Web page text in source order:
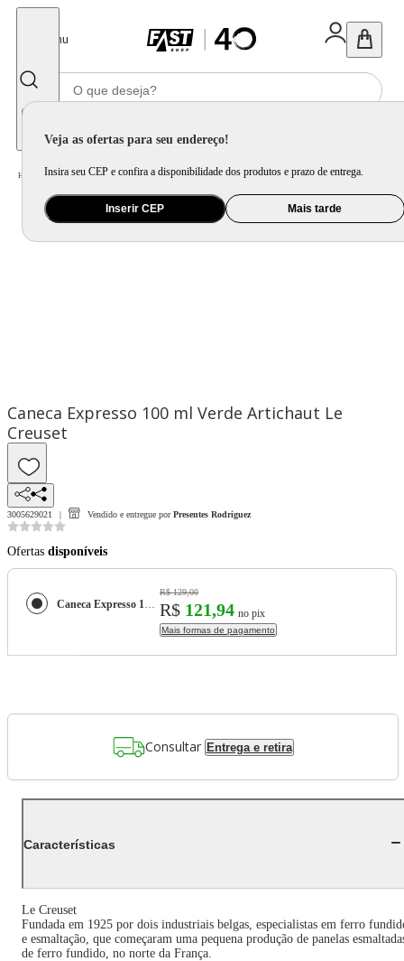
Menu
Veja as ofertas para seu endereço!
Insira seu CEP e confira a disponibilidade dos produtos e prazo de entrega.
Inserir CEP Mais tarde
Home Utilidade Doméstica Mesa / Jogo de Xícara e Xícara Avulsa
Caneca Expresso 100 ml Verde Artichaut Le
Creuset
3005629021 Vendido e entregue por Presentes Rodriguez
Ofertas disponíveis
Caneca Expresso 100 ml Verde Artichaut Le Creuset
R$ 129,00
R$ 121,94 no pix
Mais formas de pagamento
Consultar Entrega e retira
Características
Le Creuset
Fundada em 1925 por dois industriais belgas, especialistas em ferro
e esmaltação, que começaram uma pequena produção de panelas
de ferro fundido, no norte da França.